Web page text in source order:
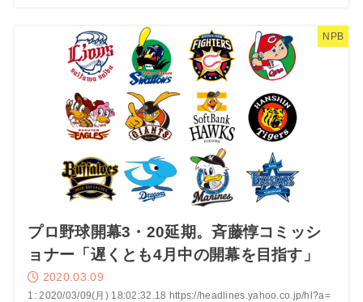
NPB
プロ野球開幕3・20延期。斉藤惇コミッシ
ョナー「遅くとも4月中の開幕を目指す」
2020.03.09
1: 2020/03/09(月) 18:02:32.18 https://headlines.yahoo.co.jp/hl?a=